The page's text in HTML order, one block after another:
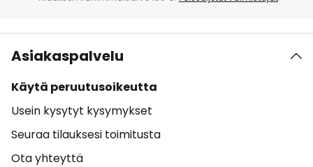
Asiakaspalvelu
Käytä peruutusoikeutta
Usein kysytyt kysymykset
Seuraa tilauksesi toimitusta
Ota yhteyttä